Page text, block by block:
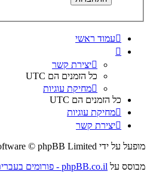
עמוד ראשי
יצירת קשר
כל הזמנים הם UTC
מחיקת עוגיות
כל הזמנים הם UTC
מחיקת עוגיות
יצירת קשר
מופעל על ידי © phpBB Limited
מבוסס על phpBB.co.il - פורומים בעברית